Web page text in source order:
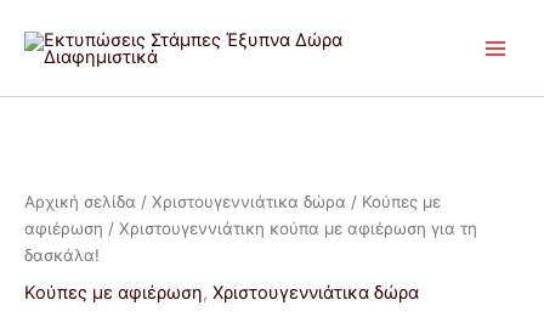
στο
περιεχόμενο
Αρχική σελίδα / Χριστουγεννιάτικα δώρα / Κούπες με
αφιέρωση / Χριστουγεννιάτικη κούπα με αφιέρωση για τη
δασκάλα!
Κούπες με αφιέρωση, Χριστουγεννιάτικα δώρα
αφιέρωση
για
τη
δασκάλα!
ποσότητα